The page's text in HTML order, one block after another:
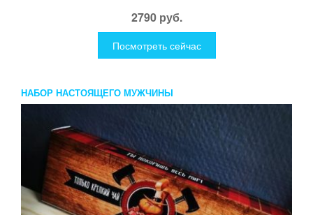
2790 руб.
Посмотреть сейчас
НАБОР НАСТОЯЩЕГО МУЖЧИНЫ